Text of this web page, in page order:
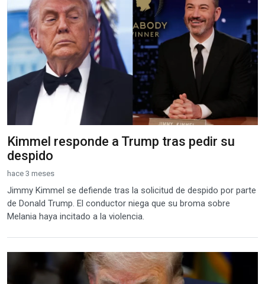
Kimmel responde a Trump tras pedir su
despido
hace 3 meses
Jimmy Kimmel se defiende tras la solicitud de despido por parte
de Donald Trump. El conductor niega que su broma sobre
Melania haya incitado a la violencia.